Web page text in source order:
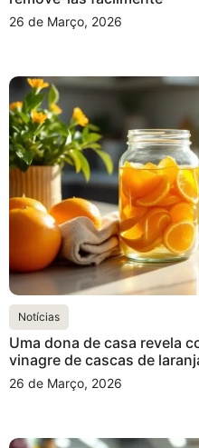
26 de Março, 2026
Notícias
Uma dona de casa revela
vinagre de cascas de
26 de Março, 2026